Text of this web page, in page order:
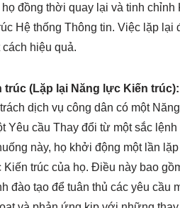
đồng thời quay lại và tinh
Hệ thống Thông tin. Việc lặp lại
hiệu quả.
trúc (Lặp lại Năng lực Kiến trúc):
dịch vụ công dân có một
Yêu cầu Thay đổi từ một sắc
này, họ khởi động một lần
trúc của họ. Điều này bao
đào tạo để tuân thủ các yêu cầu